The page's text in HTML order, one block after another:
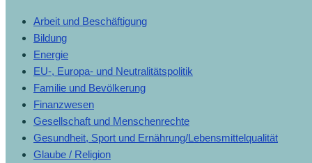
Arbeit und Beschäftigung
Bildung
Energie
EU-, Europa- und Neutralitätspolitik
Familie und Bevölkerung
Finanzwesen
Gesellschaft und Menschenrechte
Gesundheit, Sport und Ernährung/Lebensmittelqualität
Glaube / Religion